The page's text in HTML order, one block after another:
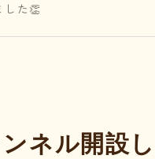
た👏
ンネル開設